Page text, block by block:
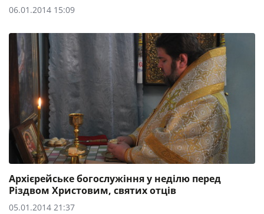
06.01.2014 15:09
Архієрейське богослужіння у неділю перед
Різдвом Христовим, святих отців
05.01.2014 21:37